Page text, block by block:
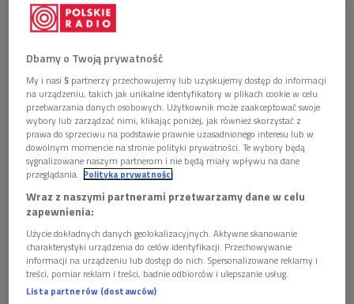
Obserwuj nas na
Google News
Od ponad roku Rosja ostrzeliwuje ukraińskie miasta.
Jednak wielu Ukraińców nie chce opuścić swoich
domów, choć każdego dnia grozi im śmierć. Jak
tłumaczą, chcą żyć w swojej ojczyźnie. Tylko minionej
doby Rosjanie wystrzelili 14 rakiet i 57 razy
ostrzelali ukraińskie pozycje za pomocą artylerii.
Dbamy o Twoją prywatność
My i nasi5 partnerzy przechowujemy lub uzyskujemy dostęp do informacji
na urządzeniu, takich jak unikalne identyfikatory w plikach cookie w celu
przetwarzania danych osobowych. Użytkownik może zaakceptować swoje
wybory lub zarządzać nimi, klikając poniżej, jak również skorzystać z
prawa do sprzeciwu na podstawie prawnie uzasadnionego interesu lub w
dowolnym momencie na stronie polityki prywatności. Te wybory będą
sygnalizowane naszym partnerom i nie będą miały wpływu na dane
przeglądania. Polityka prywatności
Wraz z naszymi partnerami przetwarzamy dane w celu
zapewnienia:
Użycie dokładnych danych geolokalizacyjnych. Aktywne skanowanie
charakterystyki urządzenia do celów identyfikacji. Przechowywanie
informacji na urządzeniu lub dostęp do nich. Spersonalizowane reklamy i
treści, pomiar reklam i treści, badnie odbiorców i ulepszanie usług.
Lista partnerów (dostawców)